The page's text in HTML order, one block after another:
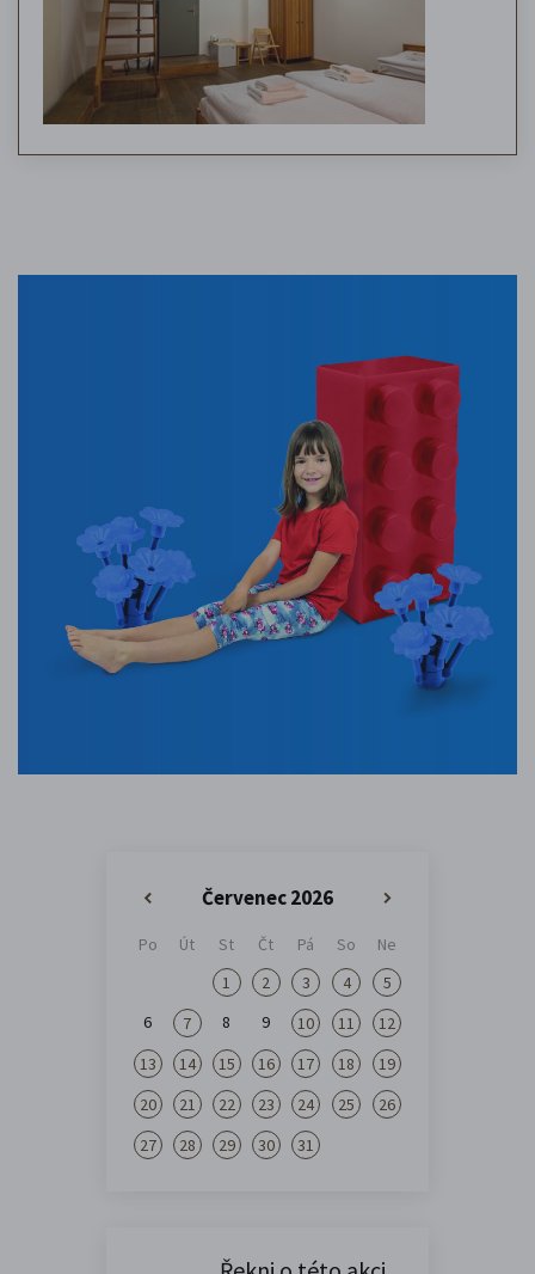
Červenec 2026
»
Po Út St Čt Pá So
Ne
1
2 3 4
5
6
7 8 9 10 11
12
13
14 15 16 17 18
19
20
21 22 23 24 25
26
27
28 29 30 31